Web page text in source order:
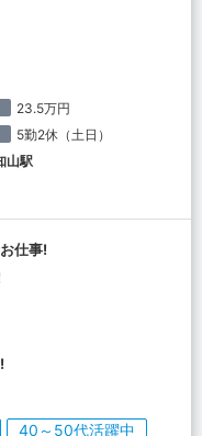
23.5万円
5勤2休（土日）
山駅
仕事!
40～50代活躍中